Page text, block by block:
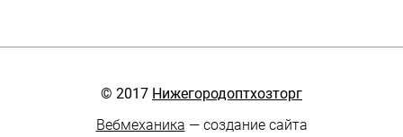
© 2017 Нижегородоптхозторг
Вебмеханика — создание сайта